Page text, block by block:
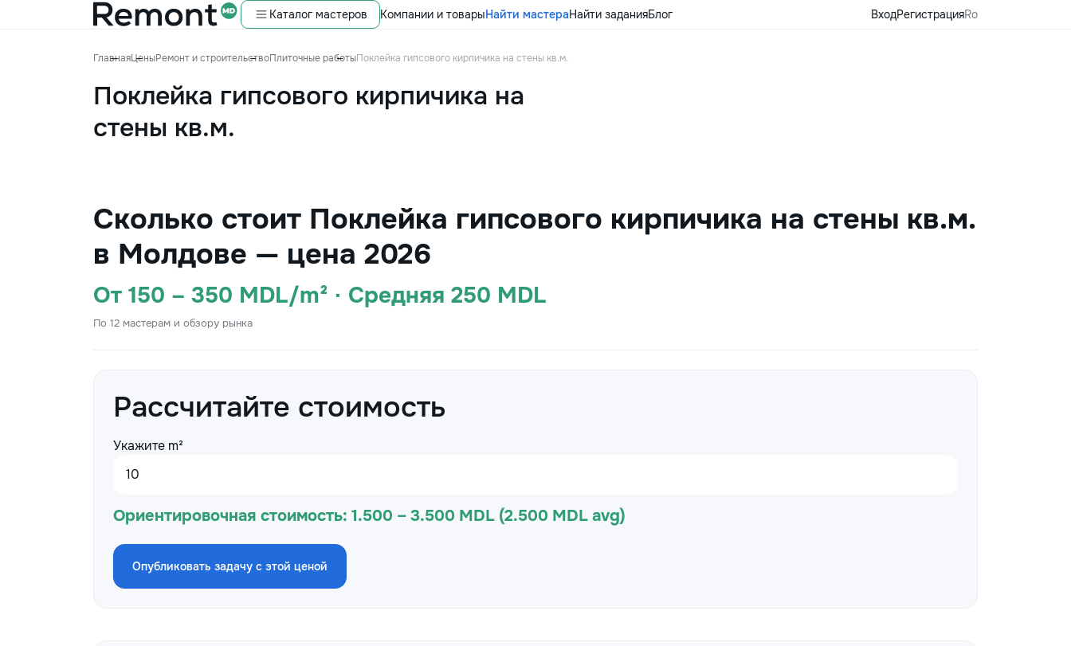
Каталог мастеров Компании и товарыНайти мастераНайти заданияБлог ВходРегистрацияRo
ГлавнаяЦеныРемонт и строительствоПлиточные работыПоклейка гипсового кирпичика на стены кв.м.
Поклейка гипсового кирпичика на
стены кв.м.
Сколько стоит Поклейка гипсового кирпичика на стены кв.м.
в Молдове — цена 2026
От 150 – 350 MDL/m² · Средняя 250 MDL
По 12 мастерам и обзору рынка
Рассчитайте стоимость
Укажите m²
Ориентировочная стоимость: 1.500 – 3.500 MDL (2.500 MDL avg)
Опубликовать задачу с этой ценой